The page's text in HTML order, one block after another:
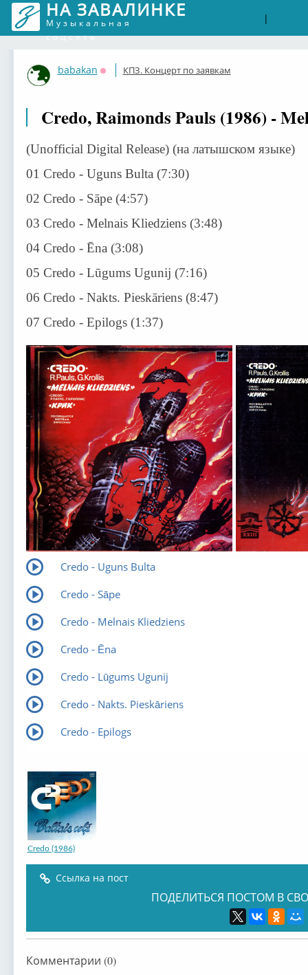
НА ЗАВАЛИНКЕ
Музыкальная
соцсеть
|
babakan
Оффлайн
КПЗ. Концерт по заявкам
Credo, Raimonds Pauls (1986) -
(Unofficial Digital Release) (на латышском языке)
01 Credo - Uguns Bulta (7:30)
02 Credo - Sāpe (4:57)
03 Credo - Melnais Kliedziens (3:48)
04 Credo - Ēna (3:08)
05 Credo - Lūgums Ugunij (7:16)
06 Credo - Nakts. Pieskāriens (8:47)
07 Credo - Epilogs (1:37)
Credo - Uguns Bulta
Credo - Sāpe
Credo - Melnais Kliedziens
Credo - Ēna
Credo - Lūgums Ugunij
Credo - Nakts. Pieskāriens
Credo - Epilogs
Credo (1986)
Ссылка на пост
ПОДЕЛИТЬСЯ ПОСТОМ В
Комментарии (0)